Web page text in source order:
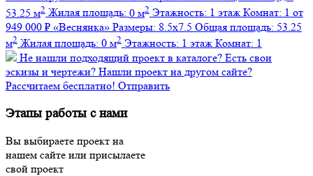
53.25 м2 Жилая площадь: 0 м2 Этажность: 1 этаж Комнат: 1 от
949 000 ₽ «Веснянка» Размеры: 8.5х7.5 Общая площадь: 53.25
м2 Жилая площадь: 0 м2 Этажность: 1 этаж Комнат: 1
Не нашли подходящий проект в каталоге? Есть свои
эскизы и чертежи? Нашли проект на другом сайте?
Рассчитаем бесплатно! Отправить
Этапы работы с нами
Вы выбираете проект на
нашем сайте или присылаете
свой проект